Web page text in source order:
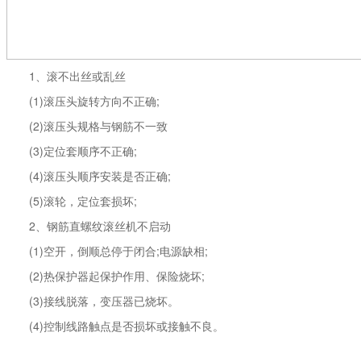
1、滚不出丝或乱丝
(1)滚压头旋转方向不正确;
(2)滚压头规格与钢筋不一致
(3)定位套顺序不正确;
(4)滚压头顺序安装是否正确;
(5)滚轮，定位套损坏;
2、钢筋直螺纹滚丝机不启动
(1)空开，倒顺总停于闭合;电源缺相;
(2)热保护器起保护作用、保险烧坏;
(3)接线脱落，变压器已烧坏。
(4)控制线路触点是否损坏或接触不良。